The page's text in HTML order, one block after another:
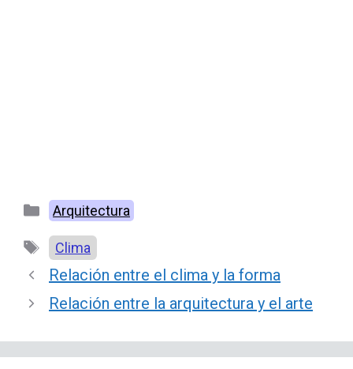
Categorías
Arquitectura
Etiquetas
Clima
Relación entre el clima y la forma
Relación entre la arquitectura y el arte